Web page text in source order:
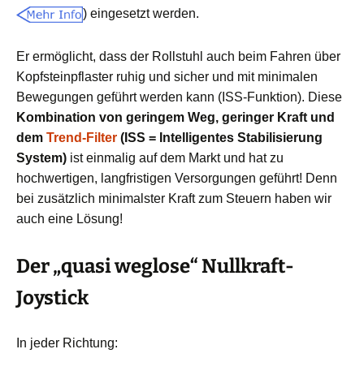
) eingesetzt werden.
Er ermöglicht, dass der Rollstuhl auch beim Fahren über
Kopfsteinpflaster ruhig und sicher und mit minimalen
Bewegungen geführt werden kann (ISS-Funktion). Diese
Kombination von geringem Weg, geringer Kraft und
dem Trend-Filter (ISS = Intelligentes Stabilisierung
System) ist einmalig auf dem Markt und hat zu
hochwertigen, langfristigen Versorgungen geführt! Denn
bei zusätzlich minimalster Kraft zum Steuern haben wir
auch eine Lösung!
Der „quasi weglose“Nullkraft-
Joystick
In jeder Richtung: